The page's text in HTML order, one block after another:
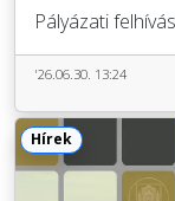
Pályázati
'26.06.30. 13:24
Hírek